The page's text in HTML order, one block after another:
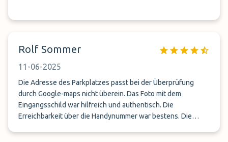
Rolf Sommer
11-06-2025
Die Adresse des Parkplatzes passt bei der Überprüfung
durch Google-maps nicht überein. Das Foto mit dem
Eingangsschild war hilfreich und authentisch. Die
Erreichbarkeit über die Handynummer war bestens. Die